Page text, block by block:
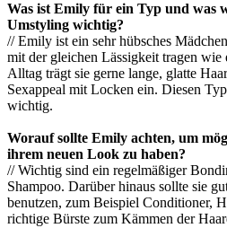
Was ist Emily für ein Typ und was
Umstyling wichtig?
// Emily ist ein sehr hübsches
mit der gleichen Lässigkeit tragen
Alltag trägt sie gerne lange, glatte
Sexappeal mit Locken ein. Diesen
wichtig.
Worauf sollte Emily achten, um
ihrem neuen Look zu haben?
// Wichtig sind ein regelmäßiger
Shampoo. Darüber hinaus sollte sie
benutzen, zum Beispiel Conditioner,
richtige Bürste zum Kämmen der